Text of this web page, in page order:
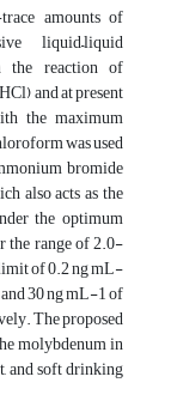
amounts of
liquid–liquid
the reaction of
and at present
the maximum
was used
bromide
also acts as the
the optimum
the range of 2.0-
of 0.2 ng mL-
30 ng mL-1 of
The proposed
molybdenum in
and soft drinking